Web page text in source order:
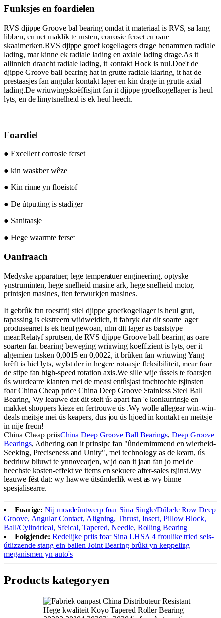
Funksjes en foardielen
RVS djippe Groove bal bearing omdat it materiaal is RVS, sa lang
libben, en net maklik te rusten, corrosie ferset en oare
skaaimerken.RVS djippe groef kogellagers drage benammen radiale
lading, mar kinne ek radiale lading en axiale lading drage.As it
allinnich draacht radiale lading, it kontakt Hoek is nul.Doe't de
djippe Groove ball bearing hat in grutte radiale klaring, it hat de
prestaasjes fan angular kontakt lager en kin drage in grutte axial
lading.De wriuwingskoëffisjint fan it djippe groefkogellager is heul
lyts, en de limytsnelheid is ek heul heech.
Foardiel
● Excellent corrosie ferset
● kin waskber wêze
● Kin rinne yn floeistof
● De útputting is stadiger
● Sanitaasje
● Hege waarmte ferset
Oanfraach
Medyske apparatuer, lege temperatuer engineering, optyske
ynstruminten, hege snelheid masine ark, hege snelheid motor,
printsjen masines, iten ferwurkjen masines.
It gebrûk fan roestfrij stiel djippe groefkogellager is heul grut,
tapassing is ekstreem wiidweidich, it fabryk dat dit soarte lager
produsearret is ek heul gewoan, nim dit lager as basistype
mear.Relatyf sprutsen, de RVS djippe Groove ball bearing as oare
soarten fan bearing beweging wriuwing koeffizient is lyts, oer it
algemien tusken 0,0015 en 0,0022, it brûken fan wriuwing Yang
krêft is hiel lyts, wylst der in hegere rotaasje fleksibiliteit, mear foar
de stipe fan high-speed rotation axis.We sille wije ússels te foarsjen
ús wurdearre klanten mei de meast entûsjast trochtochte tsjinsten
foar China Cheap price China Deep Groove Stainless Steel Ball
Bearing, Wy leauwe dat dit stelt ús apart fan 'e konkurrinsje en
makket shoppers kieze en fertrouwe ús .Wy wolle allegear win-win-
deals meitsje mei ús keapers, dus jou ús hjoed in kontakt en meitsje
in nije freon!
China Cheap priisChina Deep Groove Ball Bearings, Deep Groove
Bearings, Adhering oan it prinsipe fan "ûndernimmend en wierheid-
Seeking, Preciseness and Unity", mei technology as de kearn, ús
bedriuw bliuwt te ynnovearjen, wijd oan it jaan fan jo mei de
heechste kosten-effektive items en sekuere after-sales tsjinst.Wy
leauwe fêst dat: wy hawwe útsûnderlik west as wy binne
spesjalisearre.
Foarige: Nij moadeûntwerp foar Sina Single/Dûbele Row Deep
Groove, Angular Contact, Aligning, Thrust, Insert, Pillow Block,
Ball/Cylindrical, Sfeical, Tapered, Needle, Rolling Bearing
Folgjende: Redelijke priis foar Sina LHSA 4 froulike tried sels-
útlizzende stang ein ballen Joint Bearing brûkt yn keppeling
meganismen yn auto's
Products kategoryen